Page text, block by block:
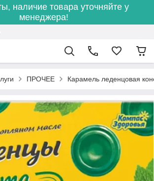
наличие товара уточняйте у
менеджера!
ПРОЧЕЕ Карамель леденцовая